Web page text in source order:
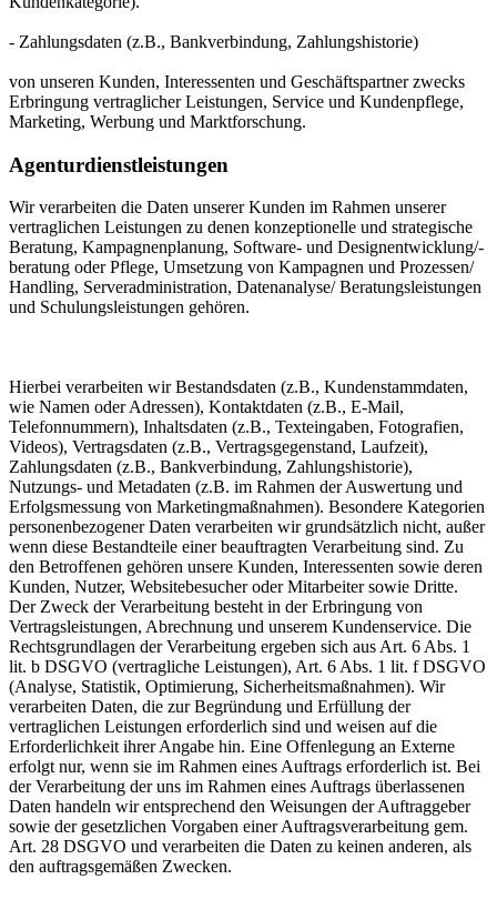
- Zahlungsdaten (z.B., Bankverbindung, Zahlungshistorie)
von unseren Kunden, Interessenten und Geschäftspartner zwecks
Erbringung vertraglicher Leistungen, Service und Kundenpflege,
Marketing, Werbung und Marktforschung.
Agenturdienstleistungen
Wir verarbeiten die Daten unserer Kunden im Rahmen unserer
vertraglichen Leistungen zu denen konzeptionelle und strategische
Beratung, Kampagnenplanung, Software- und Designentwicklung/-
beratung oder Pflege, Umsetzung von Kampagnen und Prozessen/
Handling, Serveradministration, Datenanalyse/ Beratungsleistungen
und Schulungsleistungen gehören.
Hierbei verarbeiten wir Bestandsdaten (z.B., Kundenstammdaten,
wie Namen oder Adressen), Kontaktdaten (z.B., E-Mail,
Telefonnummern), Inhaltsdaten (z.B., Texteingaben, Fotografien,
Videos), Vertragsdaten (z.B., Vertragsgegenstand, Laufzeit),
Zahlungsdaten (z.B., Bankverbindung, Zahlungshistorie),
Nutzungs- und Metadaten (z.B. im Rahmen der Auswertung und
Erfolgsmessung von Marketingmaßnahmen). Besondere Kategorien
personenbezogener Daten verarbeiten wir grundsätzlich nicht, außer
wenn diese Bestandteile einer beauftragten Verarbeitung sind. Zu
den Betroffenen gehören unsere Kunden, Interessenten sowie deren
Kunden, Nutzer, Websitebesucher oder Mitarbeiter sowie Dritte.
Der Zweck der Verarbeitung besteht in der Erbringung von
Vertragsleistungen, Abrechnung und unserem Kundenservice. Die
Rechtsgrundlagen der Verarbeitung ergeben sich aus Art. 6 Abs. 1
lit. b DSGVO (vertragliche Leistungen), Art. 6 Abs. 1 lit. f DSGVO
(Analyse, Statistik, Optimierung, Sicherheitsmaßnahmen). Wir
verarbeiten Daten, die zur Begründung und Erfüllung der
vertraglichen Leistungen erforderlich sind und weisen auf die
Erforderlichkeit ihrer Angabe hin. Eine Offenlegung an Externe
erfolgt nur, wenn sie im Rahmen eines Auftrags erforderlich ist. Bei
der Verarbeitung der uns im Rahmen eines Auftrags überlassenen
Daten handeln wir entsprechend den Weisungen der Auftraggeber
sowie der gesetzlichen Vorgaben einer Auftragsverarbeitung gem.
Art. 28 DSGVO und verarbeiten die Daten zu keinen anderen, als
den auftragsgemäßen Zwecken.